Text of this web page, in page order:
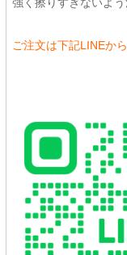
ご注文は下記LINEか